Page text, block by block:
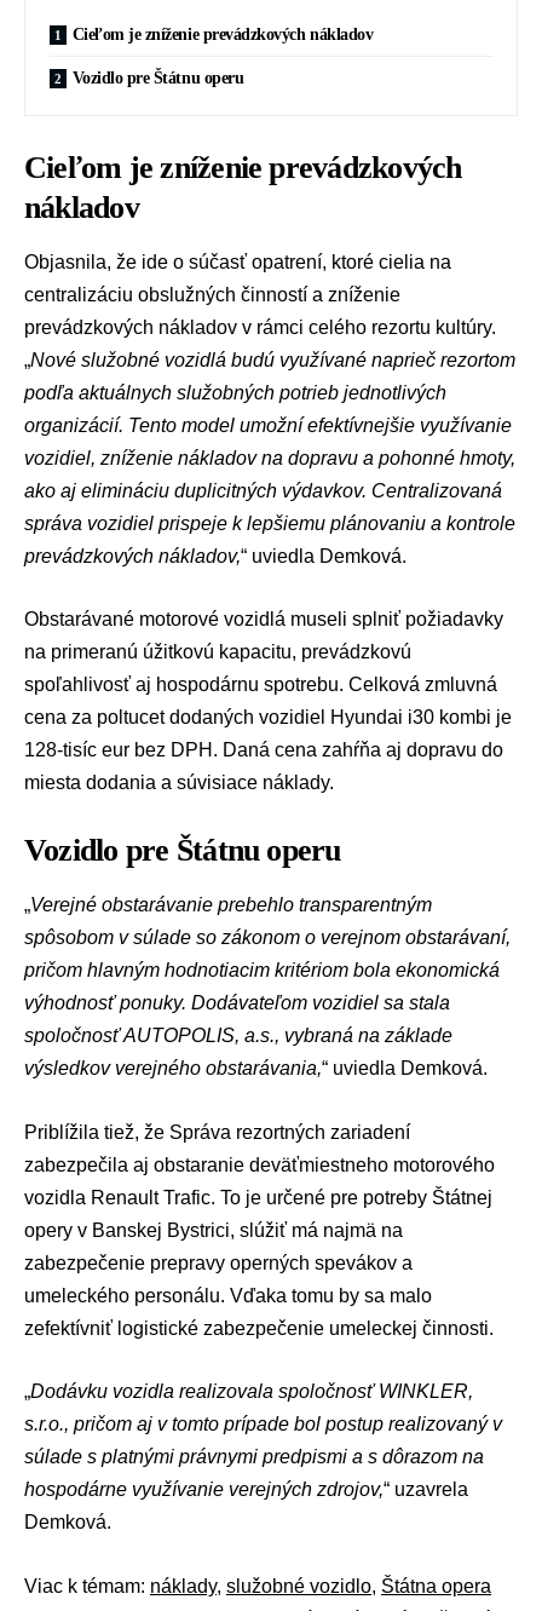
Cieľom je zníženie prevádzkových nákladov
Vozidlo pre Štátnu operu
Cieľom je zníženie prevádzkových
nákladov
Objasnila, že ide o súčasť opatrení, ktoré cielia na
centralizáciu obslužných činností a zníženie
prevádzkových nákladov v rámci celého rezortu kultúry.
„Nové služobné vozidlá budú využívané naprieč rezortom
podľa aktuálnych služobných potrieb jednotlivých
organizácií. Tento model umožní efektívnejšie využívanie
vozidiel, zníženie nákladov na dopravu a pohonné hmoty,
ako aj elimináciu duplicitných výdavkov. Centralizovaná
správa vozidiel prispeje k lepšiemu plánovaniu a kontrole
prevádzkových nákladov,“ uviedla Demková.
Obstarávané motorové vozidlá museli splniť požiadavky
na primeranú úžitkovú kapacitu, prevádzkovú
spoľahlivosť aj hospodárnu spotrebu. Celková zmluvná
cena za poltucet dodaných vozidiel Hyundai i30 kombi je
128-tisíc eur bez DPH. Daná cena zahŕňa aj dopravu do
miesta dodania a súvisiace náklady.
Vozidlo pre Štátnu operu
„Verejné obstarávanie prebehlo transparentným
spôsobom v súlade so zákonom o verejnom obstarávaní,
pričom hlavným hodnotiacim kritériom bola ekonomická
výhodnosť ponuky. Dodávateľom vozidiel sa stala
spoločnosť AUTOPOLIS, a.s., vybraná na základe
výsledkov verejného obstarávania,“ uviedla Demková.
Priblížila tiež, že Správa rezortných zariadení
zabezpečila aj obstaranie deväťmiestneho motorového
vozidla Renault Trafic. To je určené pre potreby Štátnej
opery v Banskej Bystrici, slúžiť má najmä na
zabezpečenie prepravy operných spevákov a
umeleckého personálu. Vďaka tomu by sa malo
zefektívniť logistické zabezpečenie umeleckej činnosti.
„Dodávku vozidla realizovala spoločnosť WINKLER,
s.r.o., pričom aj v tomto prípade bol postup realizovaný v
súlade s platnými právnymi predpismi a s dôrazom na
hospodárne využívanie verejných zdrojov,“ uzavrela
Demková.
Viac k témam: náklady, služobné vozidlo, Štátna opera